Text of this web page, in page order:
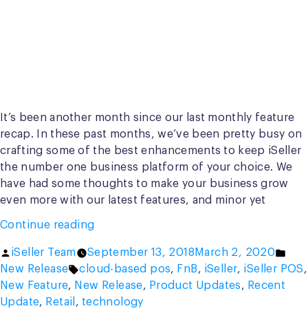
It’s been another month since our last monthly feature
recap. In these past months, we’ve been pretty busy on
crafting some of the best enhancements to keep iSeller
the number one business platform of your choice. We
have had some thoughts to make your business grow
even more with our latest features, and minor yet
Continue reading“iSeller
Feature
Updates
in
Q3
Posted
by
iSeller Team September 13, 2018 March 2, 2020
in
New Release Tags:
cloud-based pos, FnB, iSeller, iSeller POS,
New Feature, New Release, Product Updates, Recent
Update, Retail , technology